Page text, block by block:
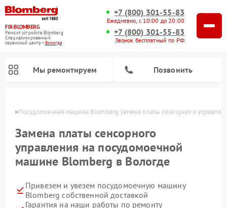
FIX-BLOMBERG
Ремонт устройств Blomberg
Специализированный
cервисный центр г.Вологда
+7 (800) 301-55-83
Ежедневно, с 10:00 до 20:00
+7 (800) 301-55-83
Звонок бесплатный по РФ
Мы ремонтируем Позвонить
Посудомоечная машина Blomberg замена платы сенсорного
Замена платы сенсорного
управления на посудомоечной
машине Blomberg в Вологде
Привезем и увезем посудомоечную машину
Blomberg собственной доставкой
Гарантия на наши работы по ремонту